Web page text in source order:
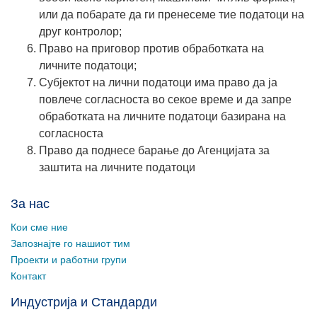
или да побарате да ги пренесеме тие податоци на
друг контролор;
Право на приговор против обработката на
личните податоци;
Субјектот на лични податоци има право да ја
повлече согласноста во секое време и да запре
обработката на личните податоци базирана на
согласноста
Право да поднесе барање до Агенцијата за
заштита на личните податоци
За нас
Кои сме ние
Запознајте го нашиот тим
Проекти и работни групи
Контакт
Индустрија и Стандарди